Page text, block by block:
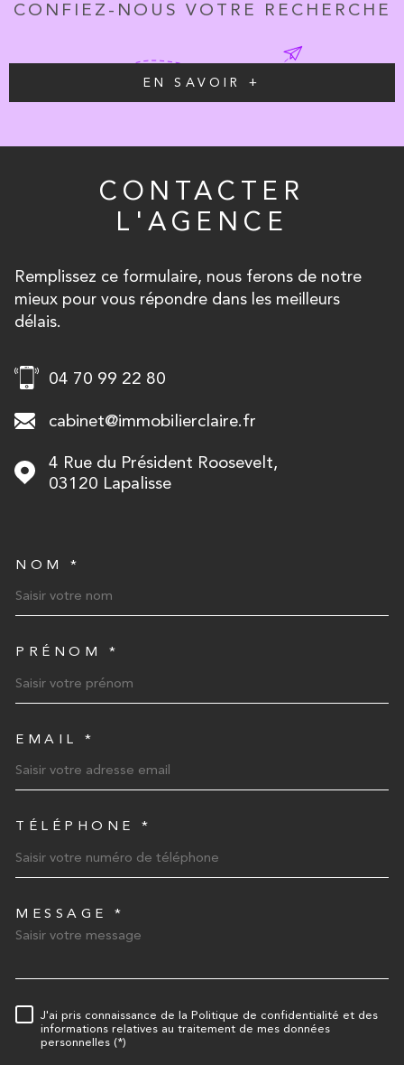
CONFIEZ-NOUS VOTRE RECHERCHE
EN SAVOIR +
CONTACTER
L'AGENCE
Remplissez ce formulaire, nous ferons de notre
mieux pour vous répondre dans les meilleurs
délais.
04 70 99 22 80
cabinet@immobilierclaire.fr
4 Rue du Président Roosevelt,
03120
Lapalisse
NOM *
PRÉNOM *
EMAIL *
TÉLÉPHONE *
MESSAGE *
RÈGLEMENTATION
J'ai pris connaissance de la Politique de confidentialité et des
informations relatives au traitement de mes données
personnelles (*)